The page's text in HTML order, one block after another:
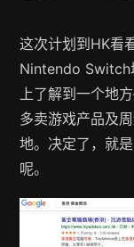
这次计划到HK看
Nintendo Switch
上了解到一个地
多卖游戏产品及
地。决定了，就
呢。